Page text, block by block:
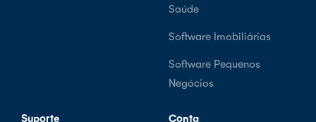
Saúde
Software Imobiliárias
Software Pequenos
Negócios
Suporte
Conta